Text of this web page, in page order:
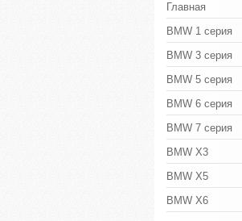
Главная
BMW 1 серия
BMW 3 серия
BMW 5 серия
BMW 6 серия
BMW 7 серия
BMW X3
BMW X5
BMW X6